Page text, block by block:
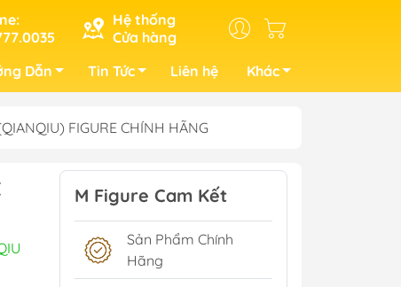
Hệ thống
Cửa hàng
Dẫn Tin Tức Liên hệ Khác
FIGURE CHÍNH HÃNG
M Figure Cam Kết
Sản Phẩm Chính
Hãng